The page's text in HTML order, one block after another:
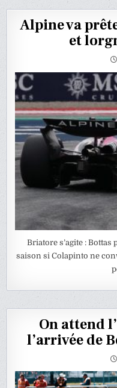
Alpine va
et
Briatore s’agite :
saison si Colapinto ne
On attend
l’arrivée de